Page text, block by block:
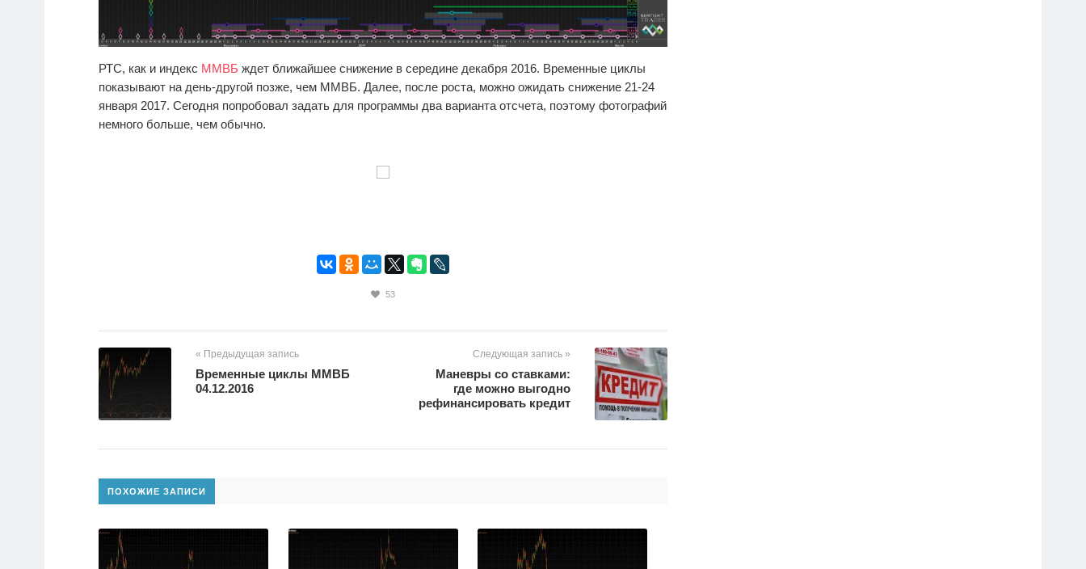
РТС, как и индекс ММВБ ждет ближайшее снижение в середине декабря 2016. Временные циклы
показывают на день-другой позже, чем ММВБ. Далее, после роста, можно ожидать снижение 21-24
января 2017. Сегодня попробовал задать для программы два варианта отсчета, поэтому фотографий
немного больше, чем обычно.
53
« Предыдущая запись
Временные циклы ММВБ
04.12.2016
Следующая запись »
Маневры со ставками:
где можно выгодно
рефинансировать кредит
ПОХОЖИЕ ЗАПИСИ